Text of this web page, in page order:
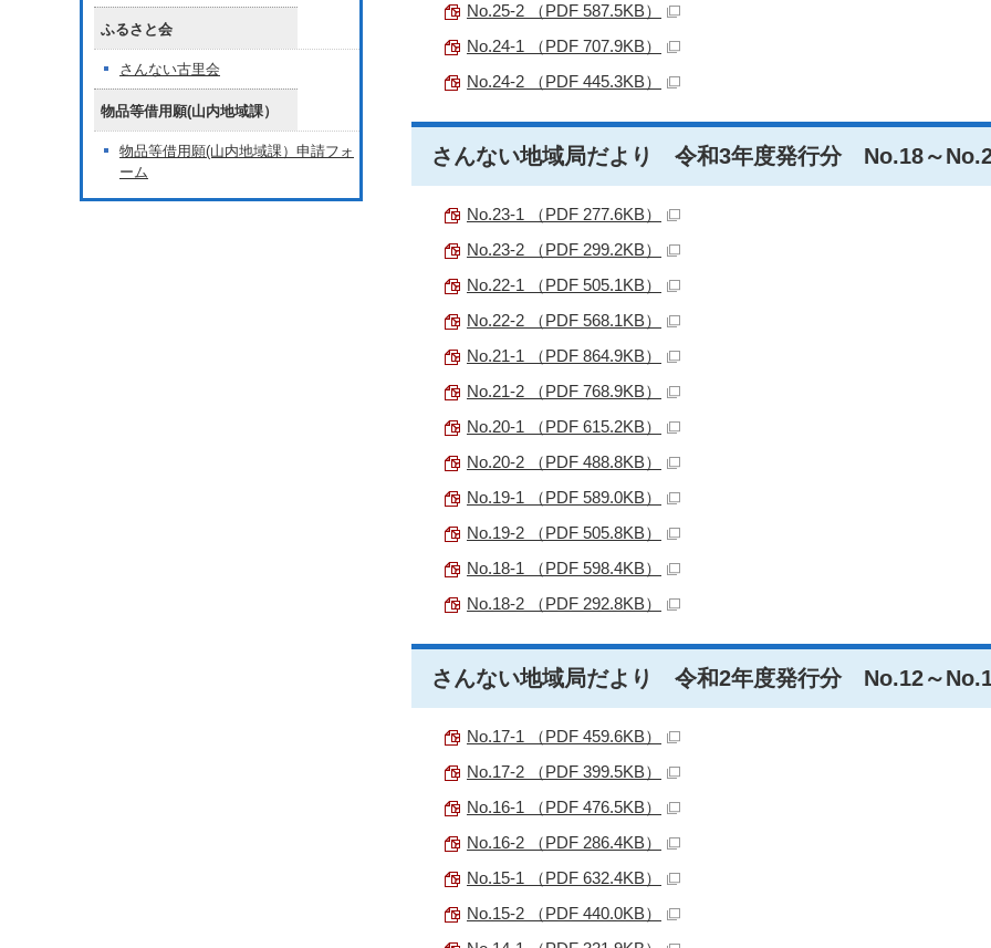
No.25-2 （PDF 587.5KB）
No.24-1 （PDF 707.9KB）
No.24-2 （PDF 445.3KB）
さんない地域局だより 令和3年度発行分 No.18～
No.23-1 （PDF 277.6KB）
No.23-2 （PDF 299.2KB）
No.22-1 （PDF 505.1KB）
No.22-2 （PDF 568.1KB）
No.21-1 （PDF 864.9KB）
No.21-2 （PDF 768.9KB）
No.20-1 （PDF 615.2KB）
No.20-2 （PDF 488.8KB）
No.19-1 （PDF 589.0KB）
No.19-2 （PDF 505.8KB）
No.18-1 （PDF 598.4KB）
No.18-2 （PDF 292.8KB）
さんない地域局だより 令和2年度発行分 No.12～
No.17-1 （PDF 459.6KB）
No.17-2 （PDF 399.5KB）
No.16-1 （PDF 476.5KB）
No.16-2 （PDF 286.4KB）
No.15-1 （PDF 632.4KB）
No.15-2 （PDF 440.0KB）
ふるさと会
さんない古里会
物品等借用願(山内地域課）
物品等借用願(山内地域課）申請フォ
ーム